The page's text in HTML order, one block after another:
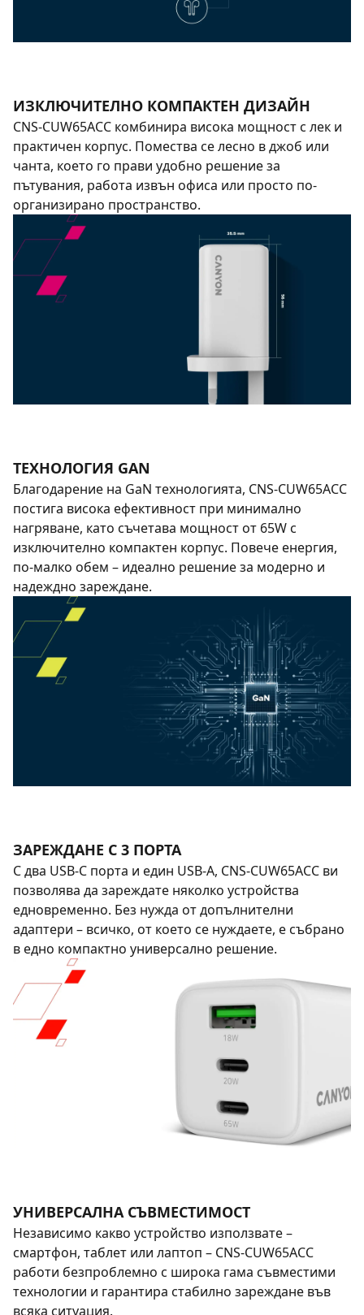
ИЗКЛЮЧИТЕЛНО КОМПАКТЕН ДИЗАЙН
CNS-CUW65ACC комбинира висока мощност с лек и
практичен корпус. Помества се лесно в джоб или
чанта, което го прави удобно решение за
пътувания, работа извън офиса или просто по-
организирано пространство.
ТЕХНОЛОГИЯ GAN
Благодарение на GaN технологията, CNS-CUW65ACC
постига висока ефективност при минимално
нагряване, като съчетава мощност от 65W с
изключително компактен корпус. Повече енергия,
по-малко обем – идеално решение за модерно и
надеждно зареждане.
ЗАРЕЖДАНЕ С 3 ПОРТА
С два USB-C порта и един USB-A, CNS-CUW65ACC ви
позволява да зареждате няколко устройства
едновременно. Без нужда от допълнителни
адаптери – всичко, от което се нуждаете, е събрано
в едно компактно универсално решение.
УНИВЕРСАЛНА СЪВМЕСТИМОСТ
Независимо какво устройство използвате –
смартфон, таблет или лаптоп – CNS-CUW65ACC
работи безпроблемно с широка гама съвместими
технологии и гарантира стабилно зареждане във
всяка ситуация.